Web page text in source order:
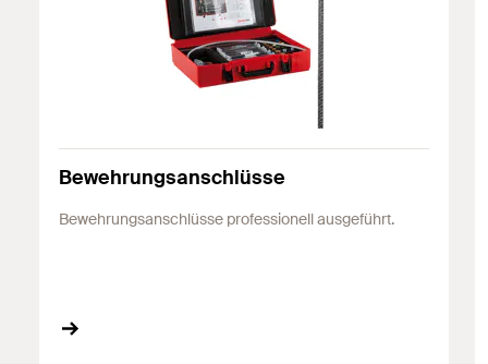
Bewehrungsanschlüsse
Bewehrungsanschlüsse professionell ausgeführt.